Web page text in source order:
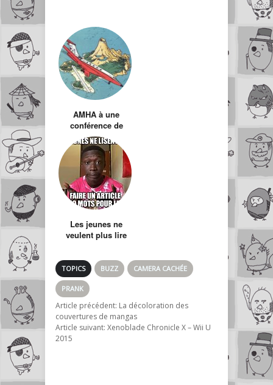
AMHA à une
conférence de
presse
Les jeunes ne
veulent plus lire
TOPICS BUZZ CAMERA CACHÉE
PRANK
Article précédent: La décoloration des
couvertures de mangas
Article suivant: Xenoblade Chronicle X – Wii U
2015